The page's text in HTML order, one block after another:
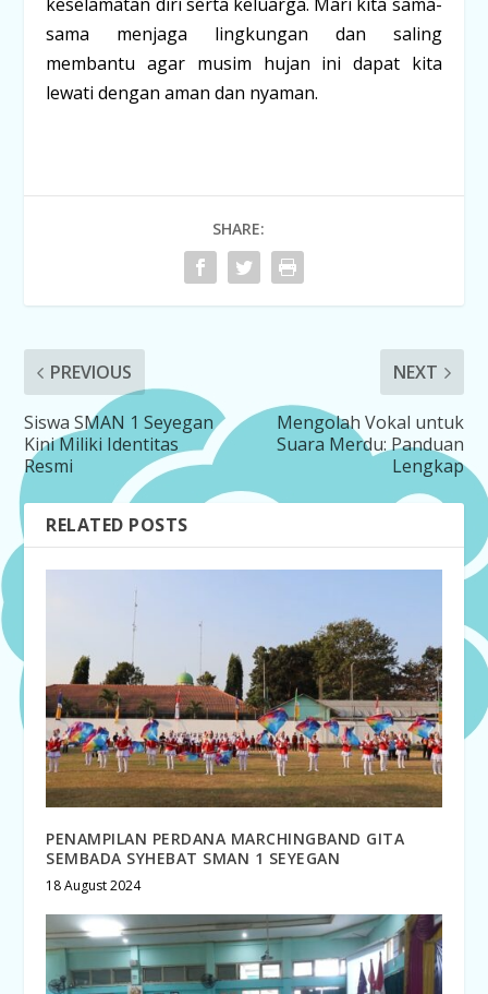
keselamatan diri serta keluarga. Mari kita sama-
sama menjaga lingkungan dan saling
membantu agar musim hujan ini dapat kita
lewati dengan aman dan nyaman.
SHARE:
PREVIOUS
Siswa SMAN 1 Seyegan
Kini Miliki Identitas
Resmi
NEXT
Mengolah Vokal untuk
Suara Merdu: Panduan
Lengkap
RELATED POSTS
PENAMPILAN PERDANA MARCHINGBAND GITA
SEMBADA SYHEBAT SMAN 1 SEYEGAN
18 August 2024